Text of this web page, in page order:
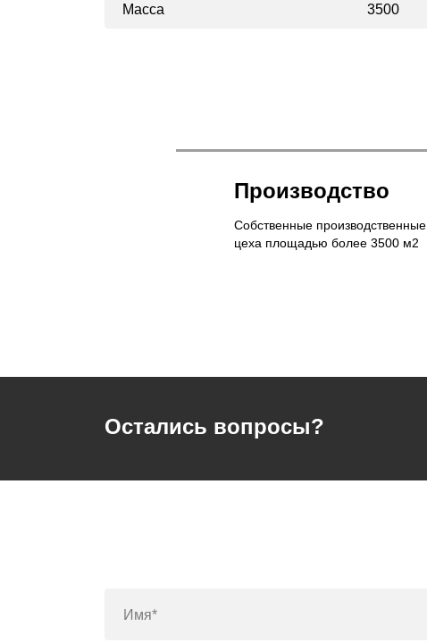
Масса 3500
Производство
Собственные производственные
цеха площадью более 3500 м2
Остались вопросы?
Имя*